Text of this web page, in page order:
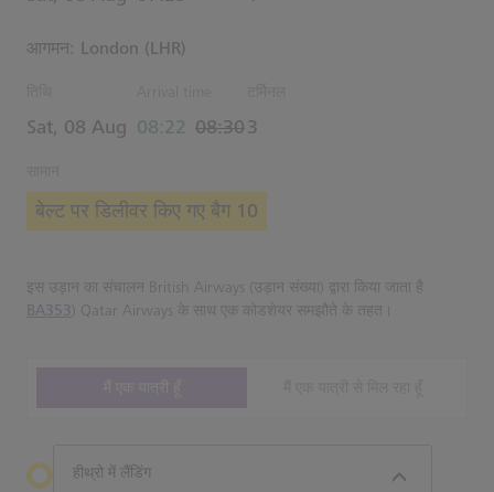
आगमन: London (LHR)
Sat, 08 Aug actual समय
08:22
Estimated समय
08:303
बेल्ट पर डिलीवर किए गए बैग 10
इस उड़ान का संचालन British Airways (उड़ान संख्या) द्वारा किया जाता है
BA353 ) Qatar Airways के साथ एक कोडशेयर समझौते के तहत।
हीथ्रो में लैंडिंग